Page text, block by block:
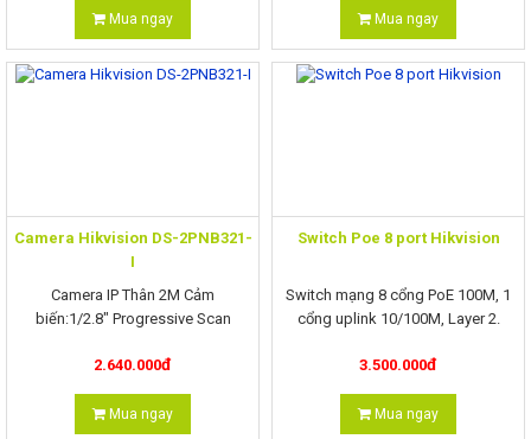
Mua ngay Mua ngay
Camera Hikvision DS-2PNB321-
I
Camera IP Thân 2M Cảm
biến:1/2.8" Progressive Scan
Ống kính : tùy chọn 2.8/4/6 mm.
2.640.000đ
Mua ngay
Switch Poe 8 port Hikvision
Switch mạng 8 cổng PoE 100M, 1
cổng uplink 10/100M, Layer 2.
3.500.000đ
Mua ngay